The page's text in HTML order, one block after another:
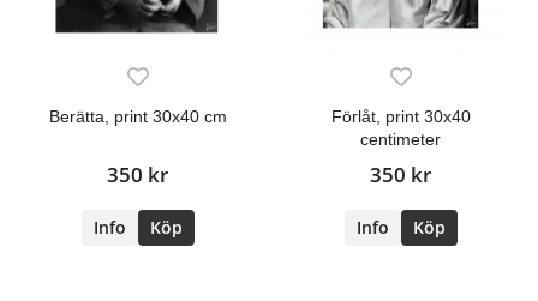
Berätta, print 30x40 cm
350 kr
Info Köp
Förlåt, print 30x40
centimeter
350 kr
Info Köp